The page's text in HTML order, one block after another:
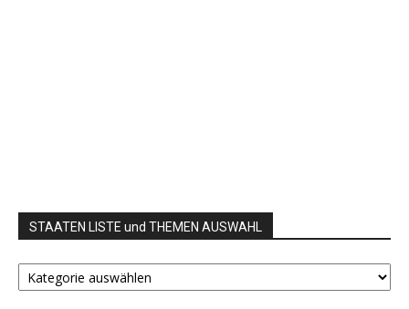
STAATEN LISTE und THEMEN AUSWAHL
STAATEN
LISTE